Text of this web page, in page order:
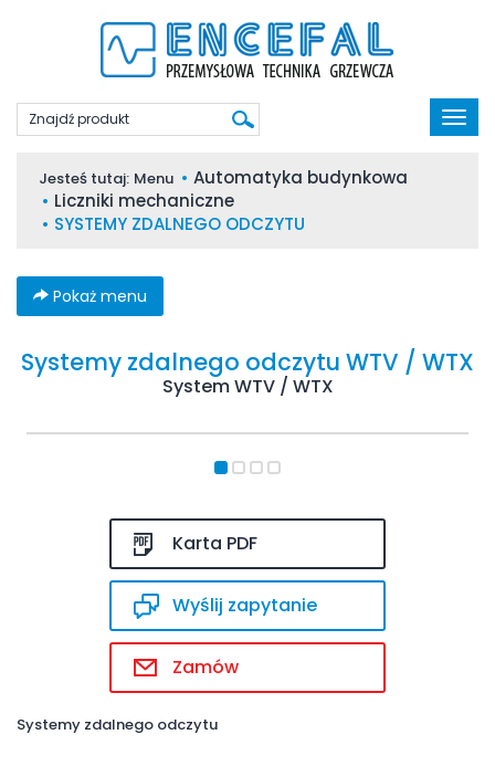
Jesteś tutaj: Menu
Automatyka budynkowa
Liczniki mechaniczne
SYSTEMY ZDALNEGO ODCZYTU
Pokaż menu
Systemy zdalnego odczytu WTV / WTX
System WTV / WTX
Karta PDF
Wyślij zapytanie
Zamów
Systemy zdalnego odczytu